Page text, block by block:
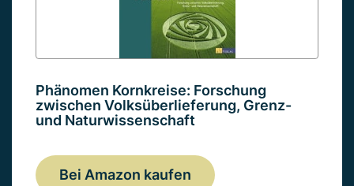
Phänomen Kornkreise: Forschung
zwischen Volksüberlieferung, Grenz-
und Naturwissenschaft
Bei Amazon kaufen